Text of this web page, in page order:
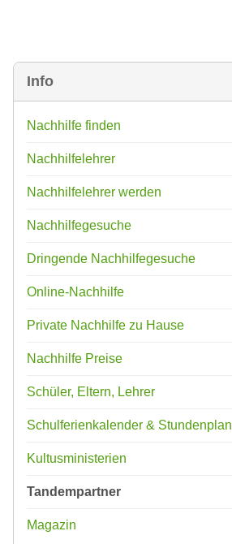
Info
Nachhilfe finden
Nachhilfelehrer
Nachhilfelehrer werden
Nachhilfegesuche
Dringende Nachhilfegesuche
Online-Nachhilfe
Private Nachhilfe zu Hause
Nachhilfe Preise
Schüler, Eltern, Lehrer
Schulferienkalender & Stundenplan
Kultusministerien
Tandempartner
Magazin